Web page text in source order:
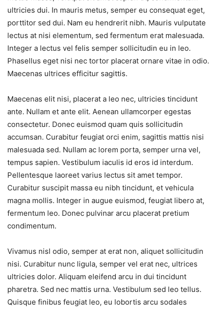
ultricies dui. In mauris metus, semper eu consequat eget,
porttitor sed dui. Nam eu hendrerit nibh. Mauris vulputate
lectus at nisi elementum, sed fermentum erat malesuada.
Integer a lectus vel felis semper sollicitudin eu in leo.
Phasellus eget nisi nec tortor placerat ornare vitae in odio.
Maecenas ultrices efficitur sagittis.
Maecenas elit nisi, placerat a leo nec, ultricies tincidunt
ante. Nullam et ante elit. Aenean ullamcorper egestas
consectetur. Donec euismod quam quis sollicitudin
accumsan. Curabitur feugiat orci enim, sagittis mattis nisi
malesuada sed. Nullam ac lorem porta, semper urna vel,
tempus sapien. Vestibulum iaculis id eros id interdum.
Pellentesque laoreet varius lectus sit amet tempor.
Curabitur suscipit massa eu nibh tincidunt, et vehicula
magna mollis. Integer in augue euismod, feugiat libero at,
fermentum leo. Donec pulvinar arcu placerat pretium
condimentum.
Vivamus nisl odio, semper at erat non, aliquet sollicitudin
nisi. Curabitur nunc ligula, semper vel erat nec, ultrices
ultricies dolor. Aliquam eleifend arcu in dui tincidunt
pharetra. Sed nec mattis urna. Vestibulum sed leo tellus.
Quisque finibus feugiat leo, eu lobortis arcu sodales